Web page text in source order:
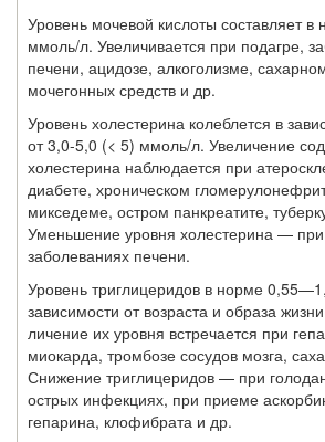
Уровень мочевой кислоты составляет
ммоль/л. Увеличивается при подагре,
печени, ацидозе, алкоголизме,
мочегонных средств и др.
Уровень холестерина колеблется в
от 3,0-5,0 (< 5) ммоль/л. Увеличение
холестерина наблюдается при
диабете, хроническом
микседеме, остром панкреатите,
Уменьшение уровня холестерина —
заболеваниях печени.
Уровень триглицеридов в норме
зависимости от возраста и образа
личение их уровня встречается при
миокарда, тромбозе сосудов мозга,
Снижение триглицеридов — при
острых инфекциях, при приеме
гепарина, клофибрата и др.